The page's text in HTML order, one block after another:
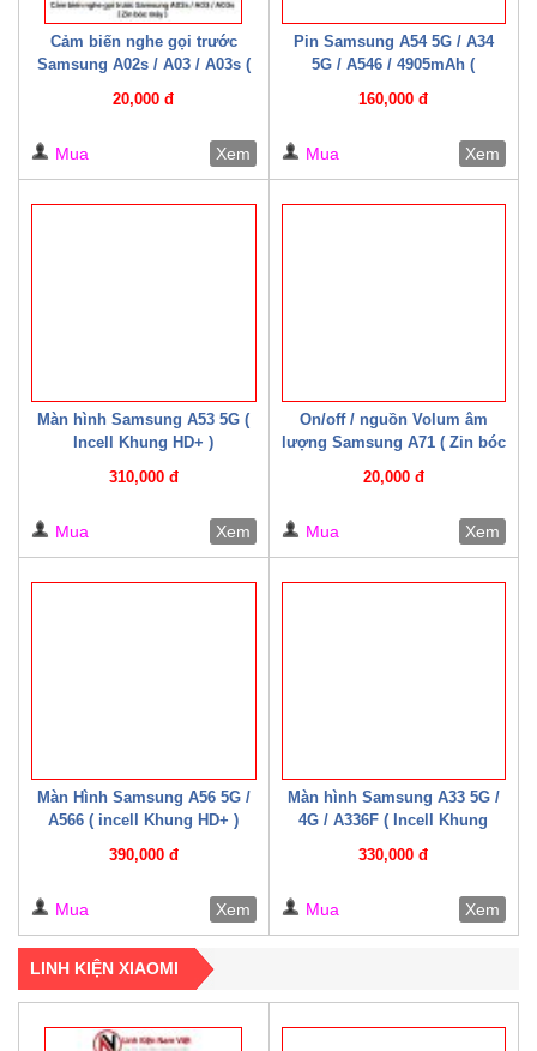
Cảm biến nghe gọi trước
Samsung A02s / A03 / A03s (
20,000 đ
Mua Xem
Pin Samsung A54 5G / A34
5G / A546 / 4905mAh (
160,000 đ
Mua Xem
Màn hình Samsung A53 5G (
Incell Khung HD+ )
310,000 đ
Mua Xem
On/off / nguồn Volum âm
lượng Samsung A71 ( Zin bóc
20,000 đ
Mua Xem
Màn Hình Samsung A56 5G /
A566 ( incell Khung HD+ )
390,000 đ
Mua Xem
Màn hình Samsung A33 5G /
4G / A336F ( Incell Khung
330,000 đ
Mua Xem
LINH KIỆN XIAOMI